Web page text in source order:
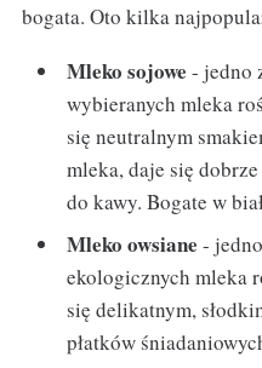
bogata. Oto kilka
Mleko sojowe - jedno
wybieranych mleka
się neutralnym
mleka, daje się
do kawy. Bogate w
Mleko owsiane -
ekologicznych mleka
się delikatnym,
płatków